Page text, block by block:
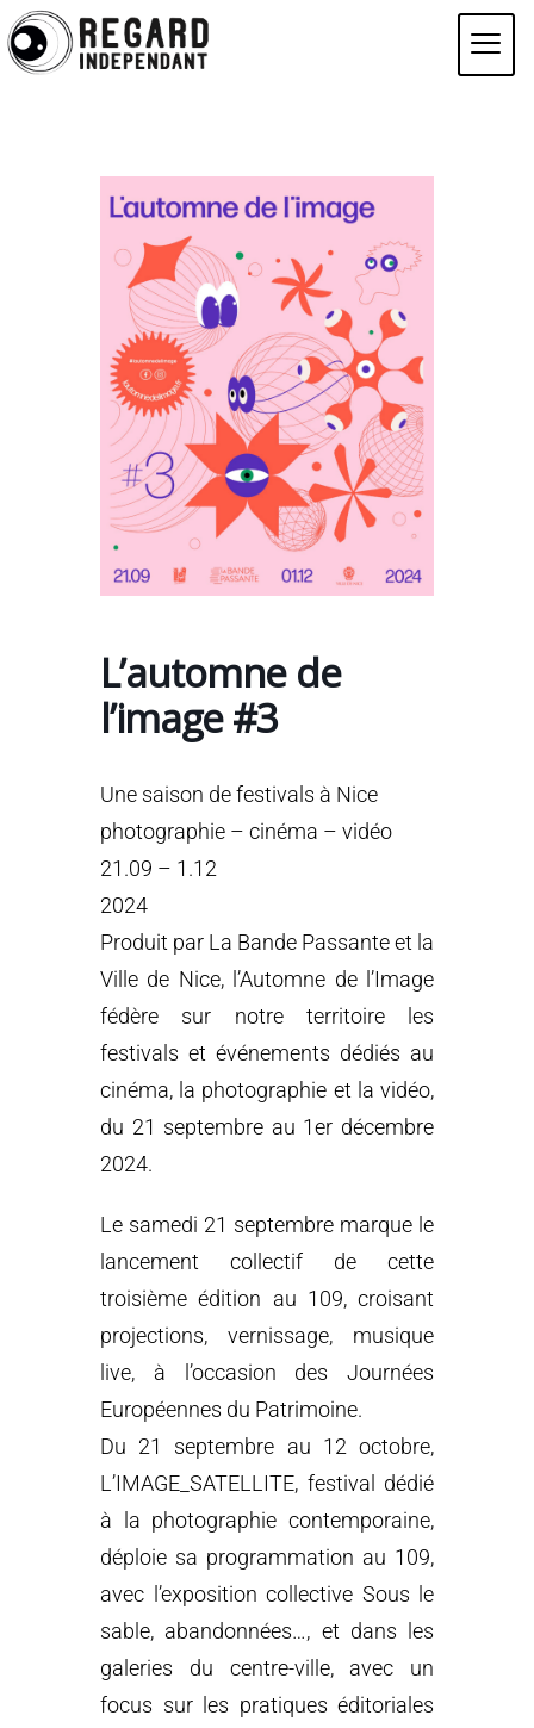
L’automne de
l’image #3
Une saison de festivals à Nice
photographie – cinéma – vidéo
21.09 – 1.12
2024
Produit par La Bande Passante et la
Ville de Nice, l’Automne de l’Image
fédère sur notre territoire les
festivals et événements dédiés au
cinéma, la photographie et la vidéo,
du 21 septembre au 1er décembre
2024.
Le samedi 21 septembre marque le
lancement collectif de cette
troisième édition au 109, croisant
projections, vernissage, musique
live, à l’occasion des Journées
Européennes du Patrimoine.
Du 21 septembre au 12 octobre,
L’IMAGE_SATELLITE, festival dédié
à la photographie contemporaine,
déploie sa programmation au 109,
avec l’exposition collective Sous le
sable, abandonnées…, et dans les
galeries du centre-ville, avec un
focus sur les pratiques éditoriales